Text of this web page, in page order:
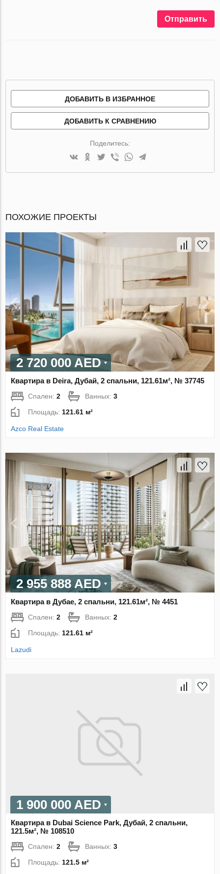
Отправить
ДОБАВИТЬ В ИЗБРАННОЕ
ДОБАВИТЬ К СРАВНЕНИЮ
Поделитесь:
ПОХОЖИЕ ПРОЕКТЫ
2 720 000 AED
Квартира в Deira, Дубай, 2 спальни, 121.61м², № 37745
Спален:2 Ванных:3
Площадь:121.61 м²
Azco Real Estate
2 955 888 AED
Квартира в Дубае, 2 спальни, 121.61м², № 4451
Спален:2 Ванных:2
Площадь: 121.61 м²
Lazudi
1 900 000 AED
Квартира в Dubai Science Park, Дубай, 2 спальни,
121.5м², № 108510
Спален:2 Ванных:3
Площадь: 121.5 м²